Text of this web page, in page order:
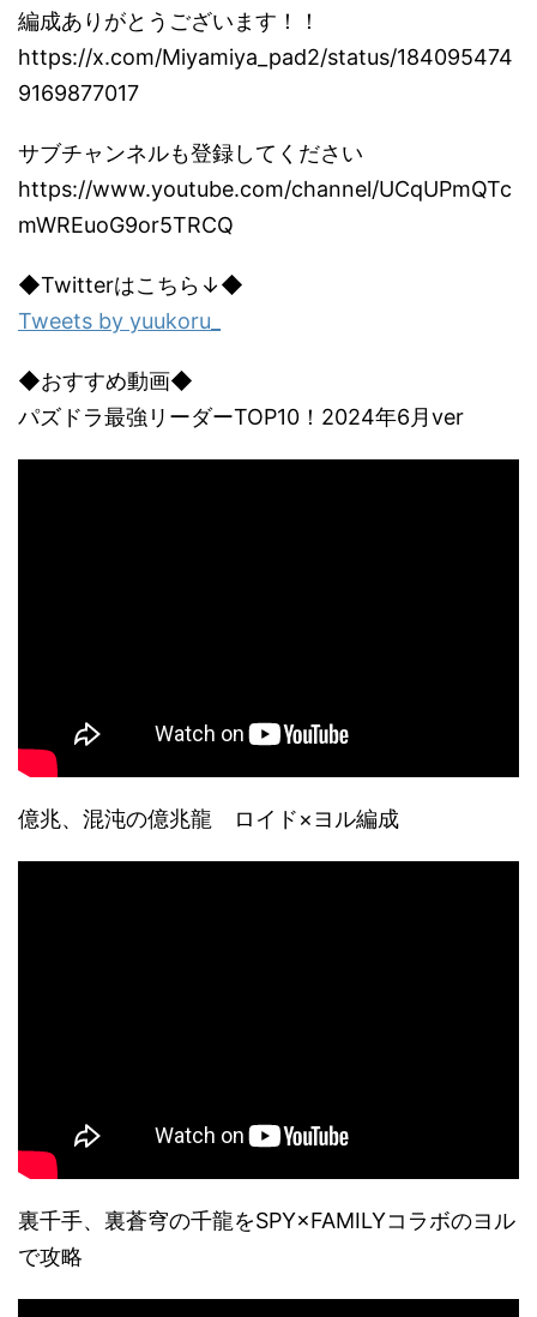
編成ありがとうございます！！
https://x.com/Miyamiya_pad2/status/184095474
9169877017
サブチャンネルも登録してください
https://www.youtube.com/channel/UCqUPmQTc
mWREuoG9or5TRCQ
◆Twitterはこちら↓◆
Tweets by yuukoru_
◆おすすめ動画◆
パズドラ最強リーダーTOP10！2024年6月ver
億兆、混沌の億兆龍 ロイド×ヨル編成
裏千手、裏蒼穹の千龍をSPY×FAMILYコラボのヨル
で攻略